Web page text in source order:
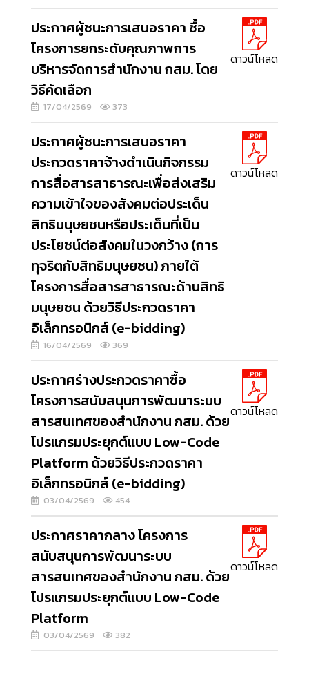
ประกาศผู้ชนะการเสนอราคา ซื้อ
โครงการยกระดับคุณภาพการ
บริหารจัดการสำนักงาน กสม. โดย
วิธีคัดเลือก
17/04/2569 373
ดาวน์โหลด
ประกาศผู้ชนะการเสนอราคา
ประกวดราคาจ้างดำเนินกิจกรรม
การสื่อสารสาธารณะเพื่อส่งเสริม
ความเข้าใจของสังคมต่อประเด็น
สิทธิมนุษยชนหรือประเด็นที่เป็น
ประโยชน์ต่อสังคมในวงกว้าง (การ
ทุจริตกับสิทธิมนุษยชน) ภายใต้
โครงการสื่อสารสาธารณะด้านสิทธิ
มนุษยชน ด้วยวิธีประกวดราคา
อิเล็กทรอนิกส์ (e-bidding)
16/04/2569 369
ดาวน์โหลด
ประกาศร่างประกวดราคาซื้อ
โครงการสนับสนุนการพัฒนาระบบ
สารสนเทศของสำนักงาน กสม. ด้วย
โปรแกรมประยุกต์แบบ Low-Code
Platform ด้วยวิธีประกวดราคา
อิเล็กทรอนิกส์ (e-bidding)
03/04/2569 454
ดาวน์โหลด
ประกาศราคากลาง โครงการ
สนับสนุนการพัฒนาระบบ
สารสนเทศของสำนักงาน กสม. ด้วย
โปรแกรมประยุกต์แบบ Low-Code
Platform
03/04/2569 382
ดาวน์โหลด